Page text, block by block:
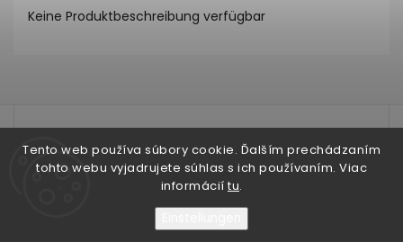
Tento web používa súbory cookie. Ďalším prechádzaním
tohto webu vyjadrujete súhlas s ich používaním. Viac
informácií tu.
Keine Produktbeschreibung verfügbar
test